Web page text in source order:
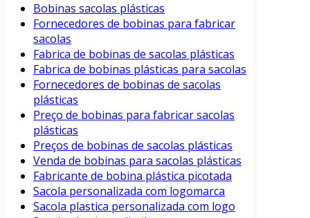
Bobinas sacolas plásticas
Fornecedores de bobinas para fabricar
sacolas
Fabrica de bobinas de sacolas plásticas
Fabrica de bobinas plásticas para sacolas
Fornecedores de bobinas de sacolas
plásticas
Preço de bobinas para fabricar sacolas
plásticas
Preços de bobinas de sacolas plásticas
Venda de bobinas para sacolas plásticas
Fabricante de bobina plástica picotada
Sacola personalizada com logomarca
Sacola plastica personalizada com logo